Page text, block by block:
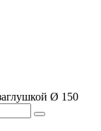
Ø 150